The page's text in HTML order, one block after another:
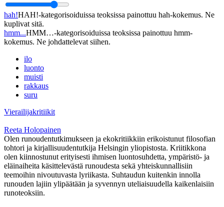
hah!HAH!-kategorisoiduissa teoksissa painottuu hah-kokemus. Ne
kuplivat sitä.
hmm...HMM…-kategorisoiduissa teoksissa painottuu hmm-
kokemus. Ne johdattelevat siihen.
ilo
luonto
muisti
rakkaus
suru
Vierailijakritiikit
Reeta Holopainen
Olen runoudentutkimukseen ja ekokritiikkiin erikoistunut filosofian
tohtori ja kirjallisuudentutkija Helsingin yliopistosta. Kriitikkona
olen kiinnostunut erityisesti ihmisen luontosuhdetta, ympäristö- ja
eläinaiheita käsittelevästä runoudesta sekä yhteiskunnallisiin
teemoihin nivoutuvasta lyriikasta. Suhtaudun kuitenkin innolla
runouden lajiin ylipäätään ja syvennyn uteliaisuudella kaikenlaisiin
runoteoksiin.